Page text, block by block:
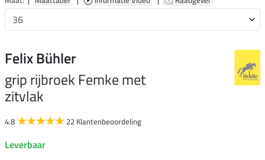
Felix Bühler
grip rijbroek Femke met
zitvlak
4.8 22 Klantenbeoordeling
Leverbaar